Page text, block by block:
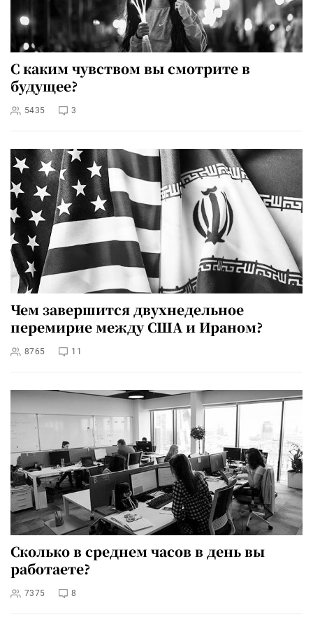
С каким чувством вы смотрите в
будущее?
5435 3
Чем завершится двухнедельное
перемирие между США и Ираном?
8765 11
Сколько в среднем часов в день вы
работаете?
7375 8